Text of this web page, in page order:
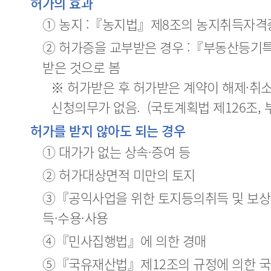
① 농지 :『농지법』제8조의 농지취득자격
② 허가증을 교부받은 경우 :『부동산등기
받은 것으로 봄
※ 허가받은 후 허가받은 계약이 해제·취
신청의무가 없음. (국토계획법 제126조,
허가를 받지 않아도 되는 경우
① 대가가 없는 상속·증여 등
② 허가대상면적 미만의 토지
③『공익사업을 위한 토지등의취득 및 보
득·수용·사용
④『민사집행법』에 의한 경매
⑤『국유재산법』제12조의 규정에 의한